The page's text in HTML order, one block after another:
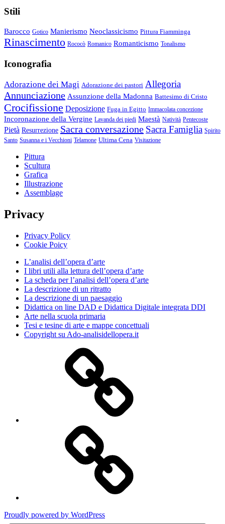
Stili
Barocco Gotico Manierismo Neoclassicismo Pittura Fiamminga
Rinascimento Rococò Romanico Romanticismo Tonalismo
Iconografia
Adorazione dei Magi Adorazione dei pastori Allegoria
Annunciazione Assunzione della Madonna Battesimo di Cristo
Crocifissione Deposizione Fuga in Egitto Immacolata concezione
Incoronazione della Vergine Lavanda dei piedi Maestà Natività Pentecoste
Pietà Resurrezione Sacra conversazione Sacra Famiglia Spirito
Santo Susanna e i Vecchioni Telamone Ultima Cena Visitazione
Pittura
Scultura
Grafica
Illustrazione
Assemblage
Privacy
Privacy Policy
Cookie Poicy
L’analisi dell’opera d’arte
I libri utili alla lettura dell’opera d’arte
La scheda per l’analisi dell’opera d’arte
La descrizione di un ritratto
La descrizione di un paesaggio
Didattica on line DAD e Didattica Digitale integrata DDI
Arte nella scuola primaria
Tesi e tesine di arte e mappe concettuali
Copyright su Ado-analisidellopera.it
Proudly powered by WordPress